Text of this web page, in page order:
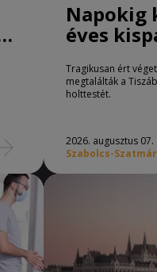
Napokig
éves
Tragikusan ért
megtalálták a
holttestét.
2026. augusztus 07.
Szabolcs-